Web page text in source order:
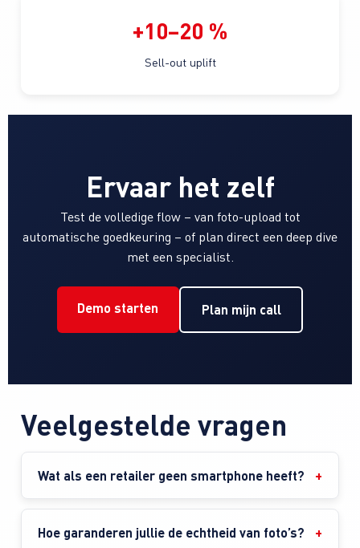
+10–20 %
Sell-out uplift
Ervaar het zelf
Test de volledige flow – van foto-upload tot
automatische goedkeuring – of plan direct een deep dive
met een specialist.
Demo starten Plan mijn call
Veelgestelde vragen
Wat als een retailer geen smartphone heeft?
Hoe garanderen jullie de echtheid van foto’s?